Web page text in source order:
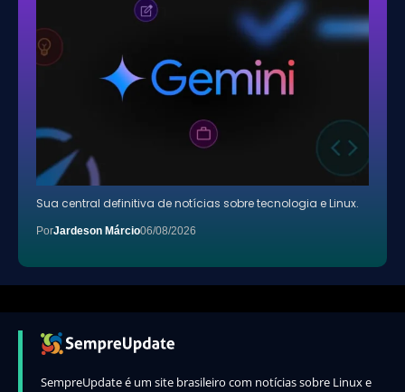
Sua central definitiva de notícias sobre tecnologia e Linux.
PorJardeson Márcio06/08/2026
SempreUpdate é um site brasileiro com notícias sobre Linux e